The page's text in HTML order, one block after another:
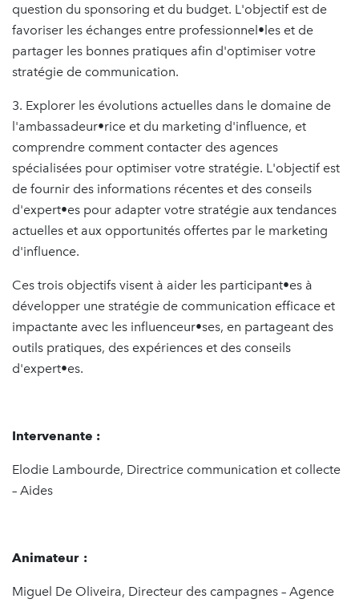
question du sponsoring et du budget. L'objectif est de
favoriser les échanges entre professionnel•les et de
partager les bonnes pratiques afin d'optimiser votre
stratégie de communication.
3. Explorer les évolutions actuelles dans le domaine de
l'ambassadeur•rice et du marketing d'influence, et
comprendre comment contacter des agences
spécialisées pour optimiser votre stratégie. L'objectif est
de fournir des informations récentes et des conseils
d'expert•es pour adapter votre stratégie aux tendances
actuelles et aux opportunités offertes par le marketing
d'influence.
Ces trois objectifs visent à aider les participant•es à
développer une stratégie de communication efficace et
impactante avec les influenceur•ses, en partageant des
outils pratiques, des expériences et des conseils
d'expert•es.
Intervenante :
Elodie Lambourde, Directrice communication et collecte
– Aides
Animateur :
Miguel De Oliveira, Directeur des campagnes – Agence